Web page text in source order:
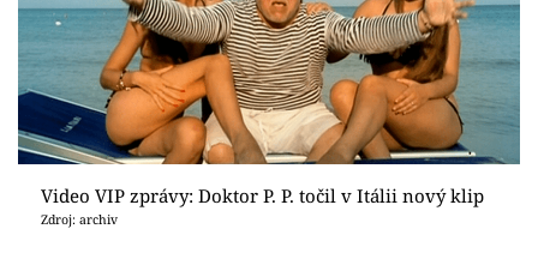
Virály
Sex a vztahy
Videa
Sledujte prima+
Video VIP zprávy: Doktor P. P. točil v Itálii nový klip
Zdroj: archiv